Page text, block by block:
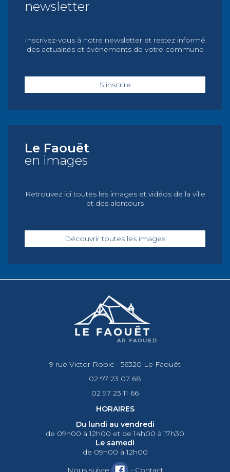
newsletter
Inscrivez-vous à notre newsletter et restez informé
des actualités et événements de votre commune
S'inscrire
Le Faouët
en images
Retrouvez ici toutes les images et vidéos de la ville
et des alentours
Découvrir toutes les images
9 rue Victor Robic - 56320 Le Faouët
02 97 23 07 68
02 97 23 11 66
HORAIRES
Du lundi au vendredi
de 09h00 à 12h00 et de 14h00 à 17h30
Le samedi
de 09h00 à 12h00
Nous suivre
- Contact